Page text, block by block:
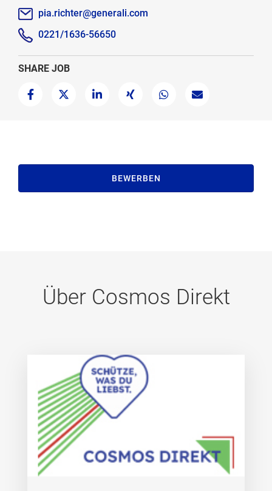
pia.richter@generali.com
0221/1636-56650
SHARE JOB
BEWERBEN
Über Cosmos Direkt